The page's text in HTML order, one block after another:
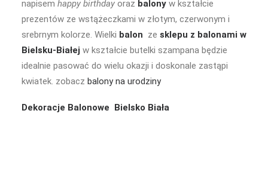
napisem happy birthday oraz balony w kształcie
prezentów ze wstążeczkami w złotym, czerwonym i
srebrnym kolorze. Wielki balon ze sklepu z balonami w
Bielsku-Białej w kształcie butelki szampana będzie
idealnie pasować do wielu okazji i doskonale zastąpi
kwiatek. zobacz balony na urodziny
Dekoracje Balonowe Bielsko Biała